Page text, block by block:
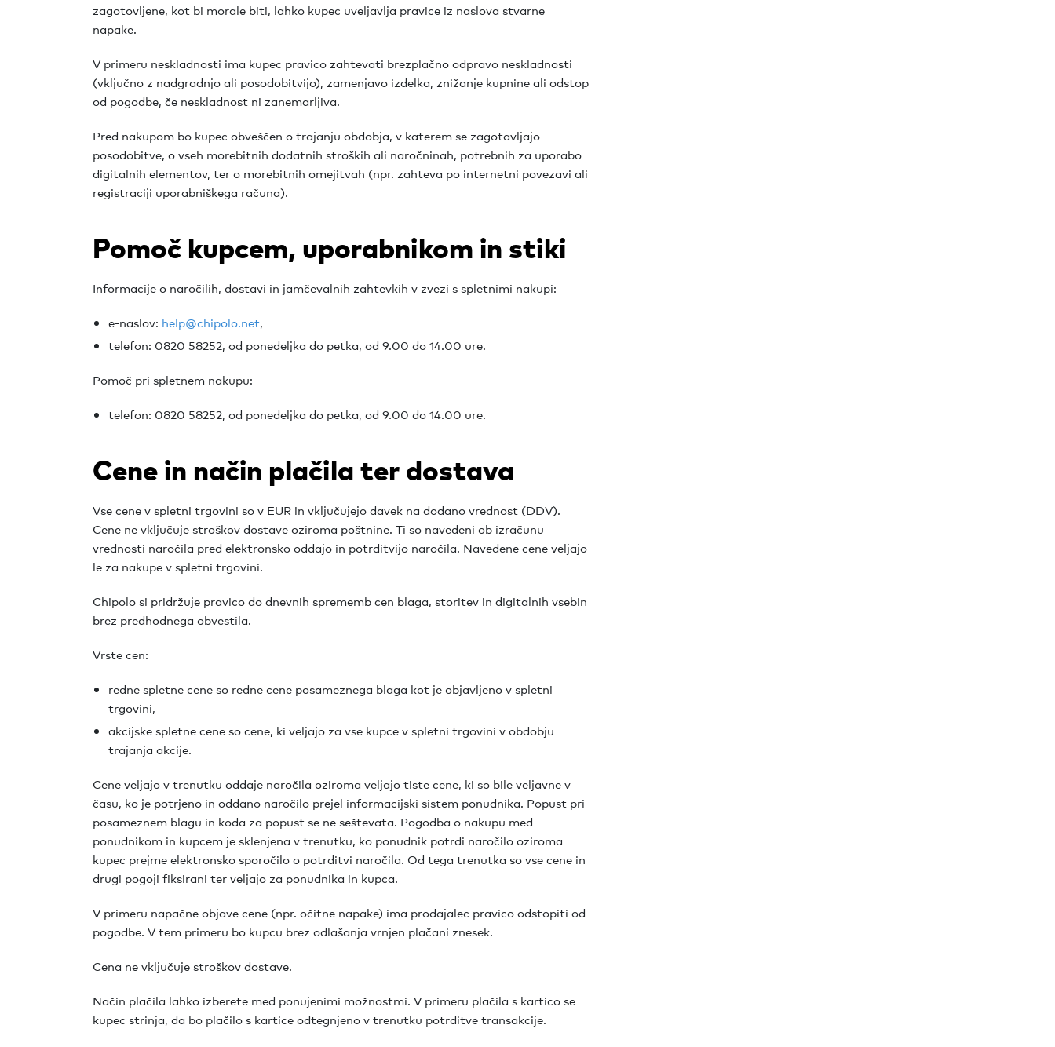
zagotovljene, kot bi morale biti, lahko kupec uveljavlja pravice iz naslova stvarne
napake.
V primeru neskladnosti ima kupec pravico zahtevati brezplačno odpravo neskladnosti
(vključno z nadgradnjo ali posodobitvijo), zamenjavo izdelka, znižanje kupnine ali odstop
od pogodbe, če neskladnost ni zanemarljiva.
Pred nakupom bo kupec obveščen o trajanju obdobja, v katerem se zagotavljajo
posodobitve, o vseh morebitnih dodatnih stroških ali naročninah, potrebnih za uporabo
digitalnih elementov, ter o morebitnih omejitvah (npr. zahteva po internetni povezavi ali
registraciji uporabniškega računa).
Pomoč kupcem, uporabnikom in stiki
Informacije o naročilih, dostavi in jamčevalnih zahtevkih v zvezi s spletnimi nakupi:
e-naslov: help@chipolo.net,
telefon: 0820 58252, od ponedeljka do petka, od 9.00 do 14.00 ure.
Pomoč pri spletnem nakupu:
telefon: 0820 58252, od ponedeljka do petka, od 9.00 do 14.00 ure.
Cene in način plačila ter dostava
Vse cene v spletni trgovini so v EUR in vključujejo davek na dodano vrednost (DDV).
Cene ne vključuje stroškov dostave oziroma poštnine. Ti so navedeni ob izračunu
vrednosti naročila pred elektronsko oddajo in potrditvijo naročila. Navedene cene veljajo
le za nakupe v spletni trgovini.
Chipolo si pridržuje pravico do dnevnih sprememb cen blaga, storitev in digitalnih vsebin
brez predhodnega obvestila.
Vrste cen:
redne spletne cene so redne cene posameznega blaga kot je objavljeno v spletni
trgovini,
akcijske spletne cene so cene, ki veljajo za vse kupce v spletni trgovini v obdobju
trajanja akcije.
Cene veljajo v trenutku oddaje naročila oziroma veljajo tiste cene, ki so bile veljavne v
času, ko je potrjeno in oddano naročilo prejel informacijski sistem ponudnika. Popust pri
posameznem blagu in koda za popust se ne seštevata. Pogodba o nakupu med
ponudnikom in kupcem je sklenjena v trenutku, ko ponudnik potrdi naročilo oziroma
kupec prejme elektronsko sporočilo o potrditvi naročila. Od tega trenutka so vse cene in
drugi pogoji fiksirani ter veljajo za ponudnika in kupca.
V primeru napačne objave cene (npr. očitne napake) ima prodajalec pravico odstopiti od
pogodbe. V tem primeru bo kupcu brez odlašanja vrnjen plačani znesek.
Cena ne vključuje stroškov dostave.
Način plačila lahko izberete med ponujenimi možnostmi. V primeru plačila s kartico se
kupec strinja, da bo plačilo s kartice odtegnjeno v trenutku potrditve transakcije.